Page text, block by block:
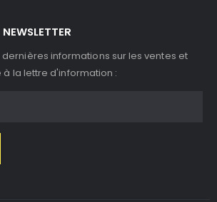
informations sur les ventes et
à la lettre d'information :